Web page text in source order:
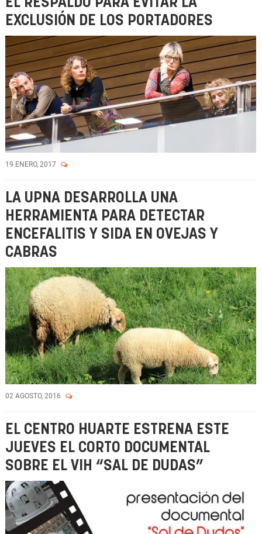
EXCLUSIÓN DE LOS PORTADORES
19 ENERO, 2017
LA UPNA DESARROLLA UNA
HERRAMIENTA PARA DETECTAR
ENCEFALITIS Y SIDA EN OVEJAS Y
CABRAS
02 AGOSTO, 2016
EL CENTRO HUARTE ESTRENA ESTE
JUEVES EL CORTO DOCUMENTAL
SOBRE EL VIH “SAL DE DUDAS”